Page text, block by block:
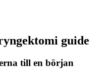
guide
till en början